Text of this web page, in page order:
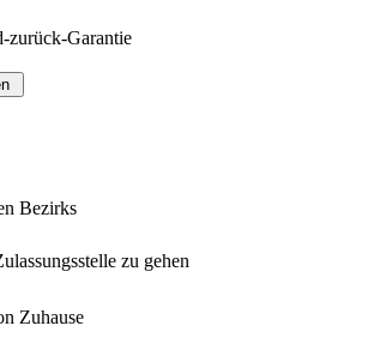
zurück-Garantie
Bezirks
zu gehen
Zuhause